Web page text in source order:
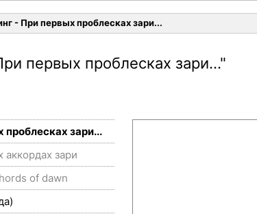
- При первых проблесках зари...
первых проблесках зари..."
проблесках зари...
зари
of dawn